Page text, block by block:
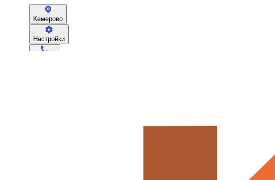
Кемерово
Настройки